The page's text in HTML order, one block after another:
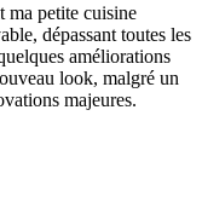
ma petite cuisine
dépassant toutes les
améliorations
look, malgré un
majeures.